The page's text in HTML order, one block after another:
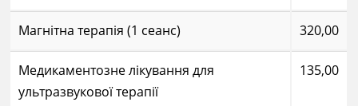
Магнітна терапія (1 сеанс) 320,00
Медикаментозне лікування для
ультразвукової терапії
135,00